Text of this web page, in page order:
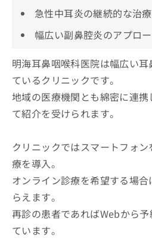
急性中耳炎の継続的な治療
幅広い副鼻腔炎のアプロ
明海耳鼻咽喉科医院は幅広い
ているクリニックです。
地域の医療機関とも綿密に連
て紹介を受けられます。
クリニックではスマートフォ
療を導入。
オンライン診療を希望する場
らえます。
再診の患者であればWebから
ています。